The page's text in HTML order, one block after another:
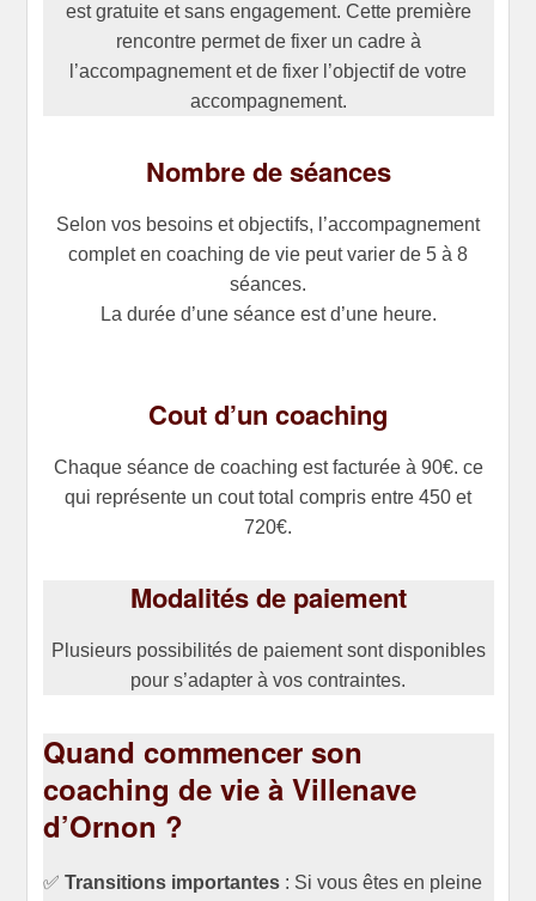
est gratuite et sans engagement. Cette première
rencontre permet de fixer un cadre à
l’accompagnement et de fixer l’objectif de votre
accompagnement.
Nombre de séances
Selon vos besoins et objectifs, l’accompagnement
complet en coaching de vie peut varier de 5 à 8
séances.
La durée d’une séance est d’une heure.
Cout d’un coaching
Chaque séance de coaching est facturée à 90€. ce
qui représente un cout total compris entre 450 et
720€.
Modalités de paiement
Plusieurs possibilités de paiement sont disponibles
pour s’adapter à vos contraintes.
Quand commencer son
coaching de vie à Villenave
d’Ornon ?
✅ Transitions importantes: Si vous êtes en pleine